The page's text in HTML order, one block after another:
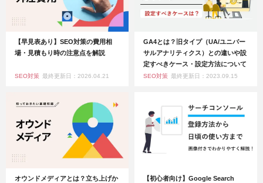
【早見表あり】SEO対策の費用相
場・見積もり時の注意点を解説
SEO対策 最終更新日：2026.04.21
GA4とは？旧タイプ（UA/ユニバー
サルアナリティクス）との違いや設
定すべきケース・設定方法について
SEO対策 最終更新日：2023.09.15
オウンドメディアとは？立ち上げか
【初心者向け】Google Search